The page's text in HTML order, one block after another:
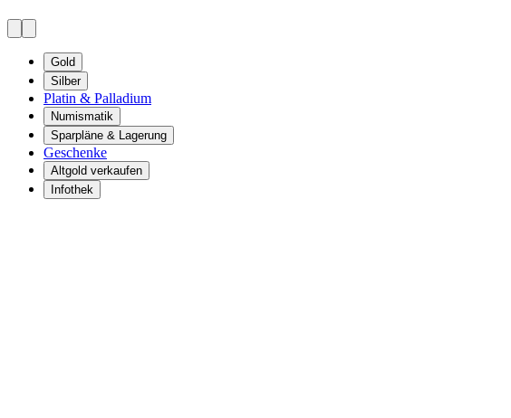
Gold
Silber
Platin & Palladium
Numismatik
Sparpläne & Lagerung
Geschenke
Altgold verkaufen
Infothek